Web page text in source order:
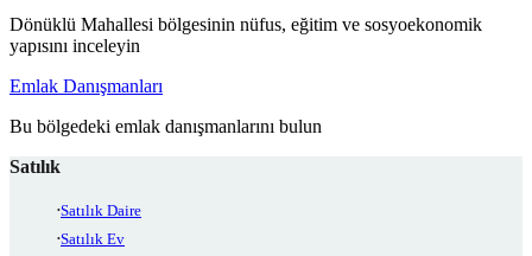
Dönüklü Mahallesi bölgesinin nüfus, eğitim ve sosyoekonomik
yapısını inceleyin
Emlak Danışmanları
Bu bölgedeki emlak danışmanlarını bulun
Satılık
Satılık Daire
Satılık Ev